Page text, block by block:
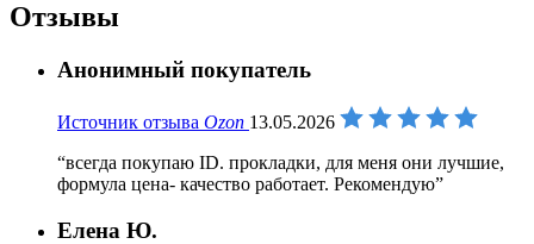
Отзывы
Анонимный покупатель
Источник отзыва Ozon 13.05.2026
всегда покупаю ID. прокладки, для меня они лучшие,
формула цена- качество работает. Рекомендую
Елена Ю.